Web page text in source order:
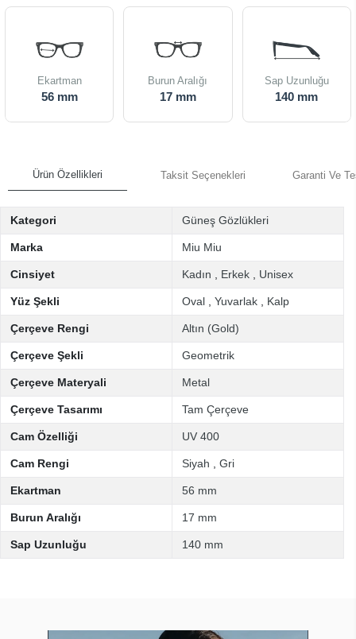
Ekartman
56 mm
Burun Aralığı
17 mm
Sap Uzunluğu
140 mm
Ürün Özellikleri Taksit Seçenekleri Garanti Ve
Kategori Güneş Gözlükleri
Marka Miu Miu
Cinsiyet Kadın Erkek Unisex
Yüz Şekli Oval Yuvarlak Kalp
Çerçeve Rengi Altın (Gold)
Çerçeve Şekli Geometrik
Çerçeve Materyali Metal
Çerçeve Tasarımı Tam Çerçeve
Cam Özelliği UV 400
Cam Rengi Siyah Gri
Ekartman 56 mm
Burun Aralığı 17 mm
Sap Uzunluğu 140 mm